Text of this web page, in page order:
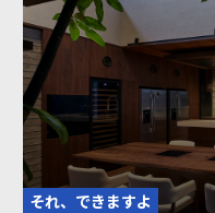
それ、できますよ